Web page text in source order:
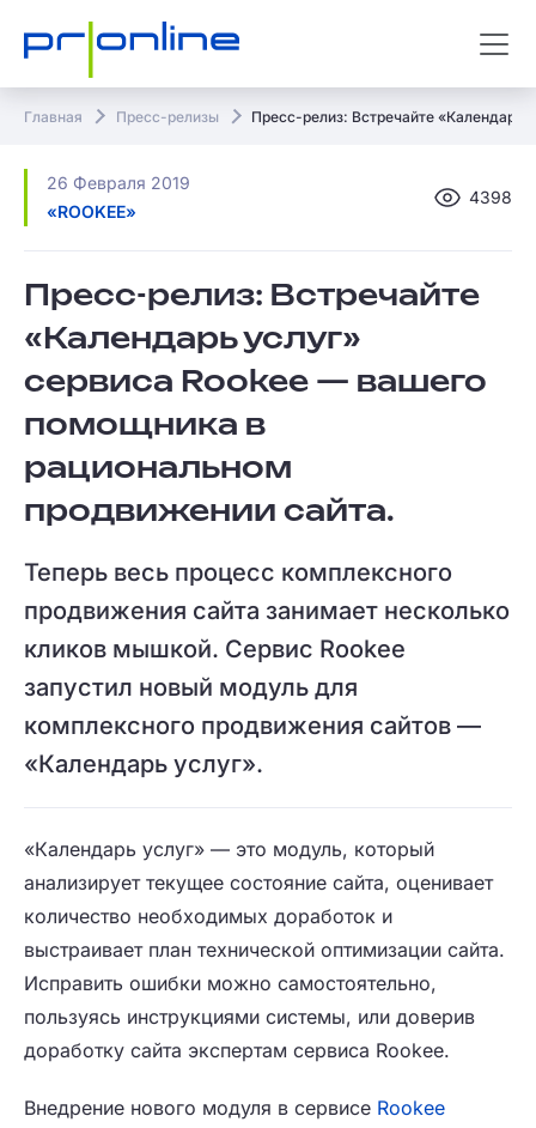
Главная Пресс-релизы Пресс-релиз: Встречайте «Календарь
26 Февраля 2019
«ROOKEE»
4398
Пресс-релиз: Встречайте
«Календарь услуг»
сервиса Rookee — вашего
помощника в
рациональном
продвижении сайта.
Теперь весь процесс комплексного
продвижения сайта занимает несколько
кликов мышкой. Сервис Rookee
запустил новый модуль для
комплексного продвижения сайтов —
«Календарь услуг».
«Календарь услуг» — это модуль, который
анализирует текущее состояние сайта, оценивает
количество необходимых доработок и
выстраивает план технической оптимизации сайта.
Исправить ошибки можно самостоятельно,
пользуясь инструкциями системы, или доверив
доработку сайта экспертам сервиса Rookee.
Внедрение нового модуля в сервисе Rookee